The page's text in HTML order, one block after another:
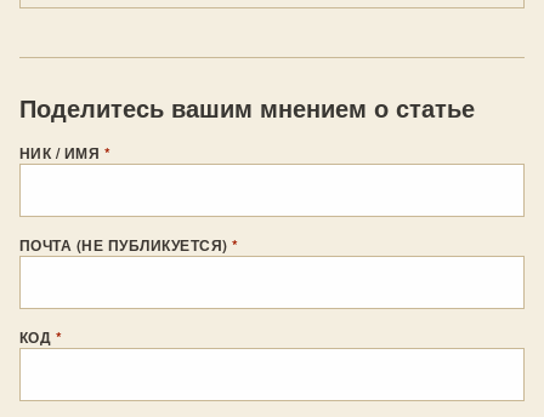
Поделитесь вашим мнением о статье
НИК / ИМЯ *
ПОЧТА (НЕ ПУБЛИКУЕТСЯ)*
КОД *